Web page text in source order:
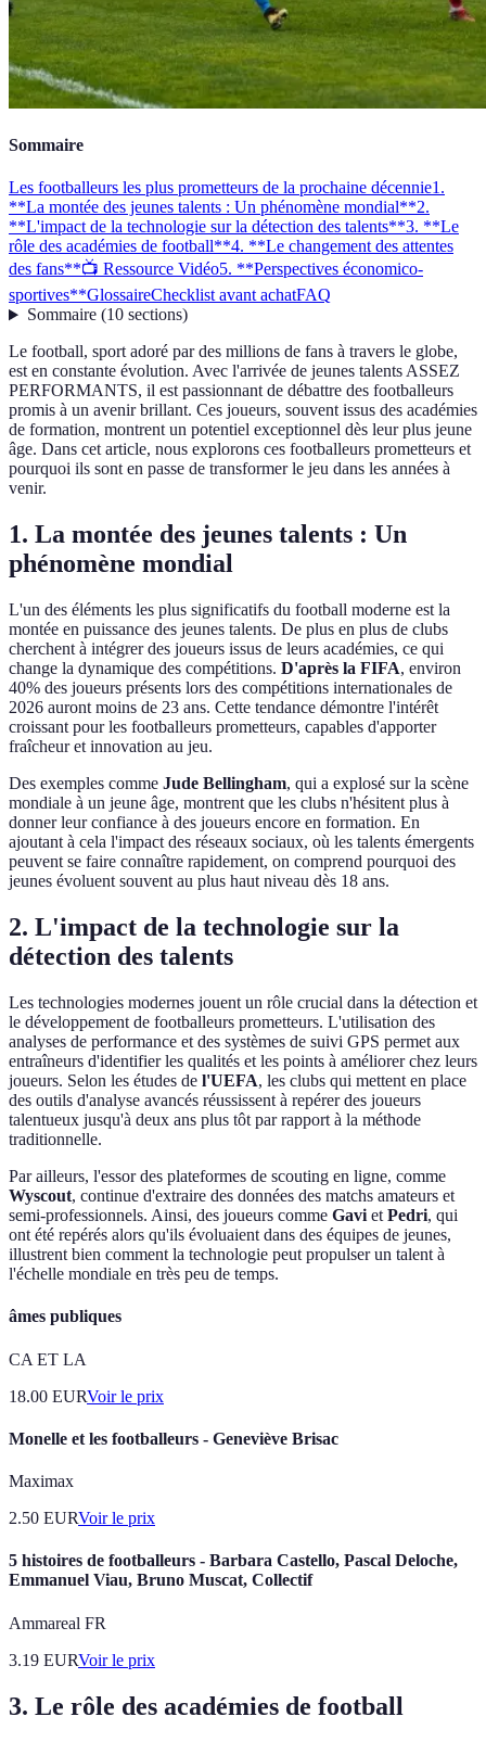
Sommaire
Les footballeurs les plus prometteurs de la prochaine décennie1.
**La montée des jeunes talents : Un phénomène mondial**2.
**L'impact de la technologie sur la détection des talents**3. **Le
rôle des académies de football**4. **Le changement des attentes
des fans**📺 Ressource Vidéo5. **Perspectives économico-
sportives**GlossaireChecklist avant achatFAQ
Sommaire(10 sections)
Le football, sport adoré par des millions de fans à travers le globe,
est en constante évolution. Avec l'arrivée de jeunes talents ASSEZ
PERFORMANTS, il est passionnant de débattre des footballeurs
promis à un avenir brillant. Ces joueurs, souvent issus des académies
de formation, montrent un potentiel exceptionnel dès leur plus jeune
âge. Dans cet article, nous explorons ces footballeurs prometteurs et
pourquoi ils sont en passe de transformer le jeu dans les années à
venir.
1. La montée des jeunes talents : Un
phénomène mondial
L'un des éléments les plus significatifs du football moderne est la
montée en puissance des jeunes talents. De plus en plus de clubs
cherchent à intégrer des joueurs issus de leurs académies, ce qui
change la dynamique des compétitions. D'après la FIFA, environ
40% des joueurs présents lors des compétitions internationales de
2026 auront moins de 23 ans. Cette tendance démontre l'intérêt
croissant pour les footballeurs prometteurs, capables d'apporter
fraîcheur et innovation au jeu.
Des exemples comme Jude Bellingham, qui a explosé sur la scène
mondiale à un jeune âge, montrent que les clubs n'hésitent plus à
donner leur confiance à des joueurs encore en formation. En
ajoutant à cela l'impact des réseaux sociaux, où les talents émergents
peuvent se faire connaître rapidement, on comprend pourquoi des
jeunes évoluent souvent au plus haut niveau dès 18 ans.
2. L'impact de la technologie sur la
détection des talents
Les technologies modernes jouent un rôle crucial dans la détection et
le développement de footballeurs prometteurs. L'utilisation des
analyses de performance et des systèmes de suivi GPS permet aux
entraîneurs d'identifier les qualités et les points à améliorer chez leurs
joueurs. Selon les études de l'UEFA, les clubs qui mettent en place
des outils d'analyse avancés réussissent à repérer des joueurs
talentueux jusqu'à deux ans plus tôt par rapport à la méthode
traditionnelle.
Par ailleurs, l'essor des plateformes de scouting en ligne, comme
Wyscout, continue d'extraire des données des matchs amateurs et
semi-professionnels. Ainsi, des joueurs comme Gavi et Pedri, qui
ont été repérés alors qu'ils évoluaient dans des équipes de jeunes,
illustrent bien comment la technologie peut propulser un talent à
l'échelle mondiale en très peu de temps.
âmes publiques
CA ET LA
18.00 EURVoir le prix
Monelle et les footballeurs - Geneviève Brisac
Maximax
2.50 EURVoir le prix
5 histoires de footballeurs - Barbara Castello, Pascal Deloche,
Emmanuel Viau, Bruno Muscat, Collectif
Ammareal FR
3.19 EURVoir le prix
3. Le rôle des académies de football